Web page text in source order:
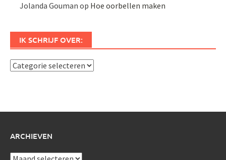
Jolanda Gouman op Hoe oorbellen maken
IK SCHRIJF OVER:
Ik
ARCHIEVEN